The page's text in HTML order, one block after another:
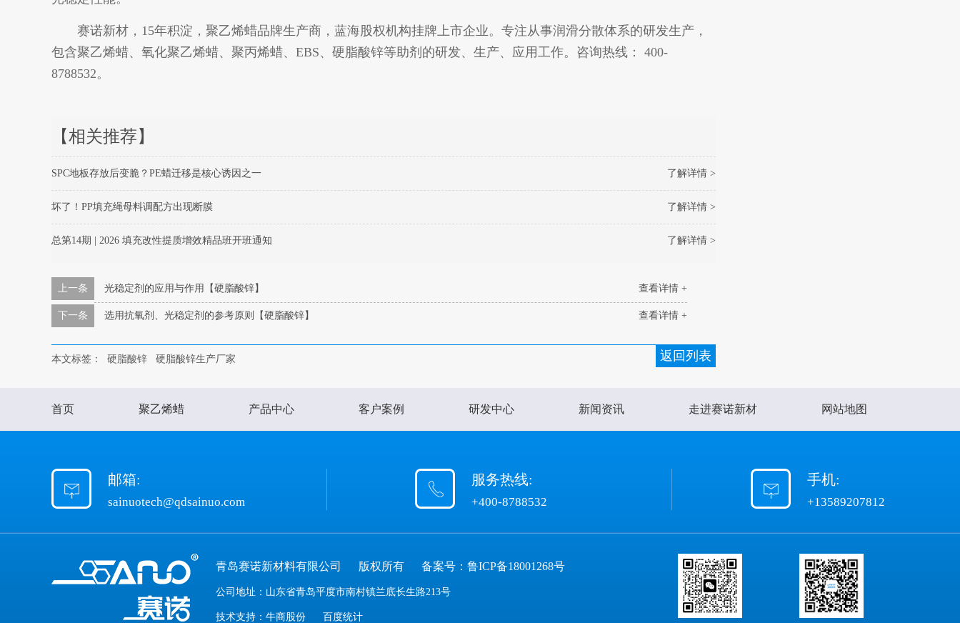
赛诺新材，15年积淀，聚乙烯蜡品牌生产商，蓝海股权机构挂牌上市企业。专注从事润滑分散体系的研发生产，
包含聚乙烯蜡、氧化聚乙烯蜡、聚丙烯蜡、EBS、硬脂酸锌等助剂的研发、生产、应用工作。咨询热线： 400-
8788532。
【相关推荐】
了解详情 >
SPC地板存放后变脆？PE蜡迁移是核心诱因之一
了解详情 >
坏了！PP填充绳母料调配方出现断膜
了解详情 >
总第14期 | 2026 填充改性提质增效精品班开班通知
查看详情 +
上一条 光稳定剂的应用与作用【硬脂酸锌】
查看详情 +
下一条 选用抗氧剂、光稳定剂的参考原则【硬脂酸锌】
返回列表
本文标签： 硬脂酸锌 硬脂酸锌生产厂家
首页 聚乙烯蜡 产品中心 客户案例 研发中心 新闻资讯 走进赛诺新材 网站地图
邮箱:
sainuotech@qdsainuo.com
服务热线:
+400-8788532
手机:
+13589207812
青岛赛诺新材料有限公司 版权所有 备案号： 鲁ICP备18001268号
公司地址：山东省青岛平度市南村镇兰底长生路213号
技术支持：牛商股份 百度统计